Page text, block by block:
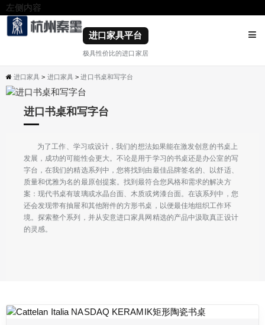
左侧内容
右侧内容
进口家具平台
极具性价比的进口家居
进口家具 > 进口家具 >进口书桌和写字台
进口书桌和写字台
为了工作、学习或设计，我们的想法如果能在激发创意的书桌上
发展，成功的可能性会更大。不论是用于学习的书桌还是办公室的写
字台，在我们的精选系列中，您将找到由最佳品牌签名的、以舒适、
质量和优雅为名的最原创提案。找到最符合您风格和需求的解决方
案：现代书桌有玻璃或水晶台面、木质或烤漆台面。在该系列中，您
还会发现带有抽屉和其他附件的方形书桌，以便最佳地组织工作环
境。探索整个系列，并从安意进口家具网精选的产品中汲取真正设计
的灵感。